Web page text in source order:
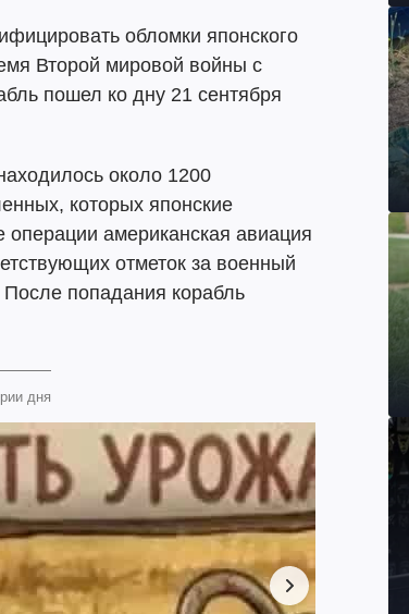
обломки японского
Второй мировой войны с
пошел ко дну 21 сентября
около 1200
которых японские
американская авиация
отметок за военный
После попадания корабль
дня